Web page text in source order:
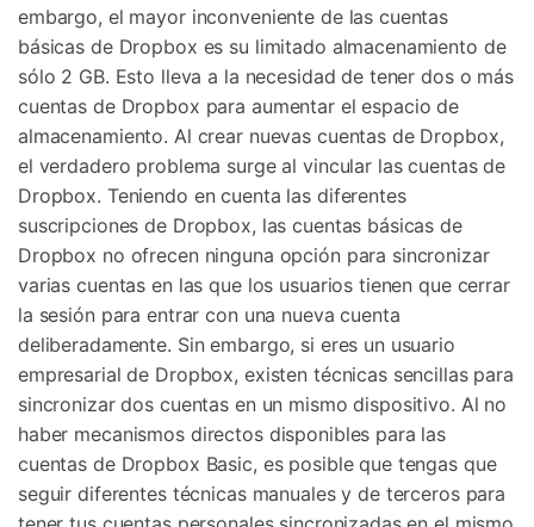
embargo, el mayor inconveniente de las cuentas
básicas de Dropbox es su limitado almacenamiento de
sólo 2 GB. Esto lleva a la necesidad de tener dos o más
cuentas de Dropbox para aumentar el espacio de
almacenamiento. Al crear nuevas cuentas de Dropbox,
el verdadero problema surge al vincular las cuentas de
Dropbox. Teniendo en cuenta las diferentes
suscripciones de Dropbox, las cuentas básicas de
Dropbox no ofrecen ninguna opción para sincronizar
varias cuentas en las que los usuarios tienen que cerrar
la sesión para entrar con una nueva cuenta
deliberadamente. Sin embargo, si eres un usuario
empresarial de Dropbox, existen técnicas sencillas para
sincronizar dos cuentas en un mismo dispositivo. Al no
haber mecanismos directos disponibles para las
cuentas de Dropbox Basic, es posible que tengas que
seguir diferentes técnicas manuales y de terceros para